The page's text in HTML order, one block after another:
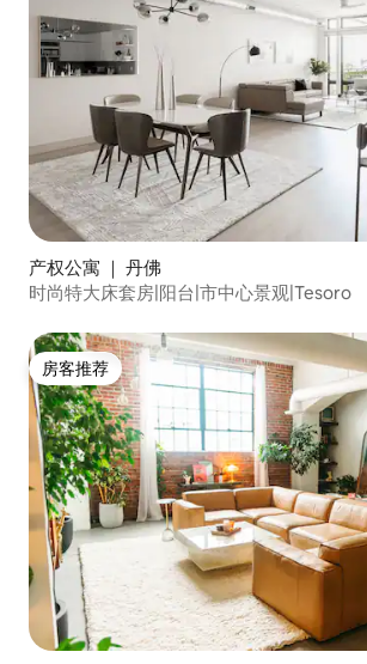
产权公寓 ｜ 丹佛
时尚特大床套房|阳台|市中心景观|Tesoro
房客推荐
房客推荐